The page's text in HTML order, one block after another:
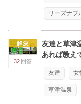
リーズナブ
解決
32 回答
友達と草津
あれば教え
友達 女
草津温泉